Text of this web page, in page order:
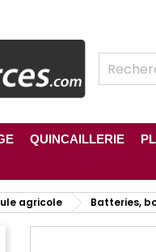
QUINCAILLERIE
agricole Batteries,